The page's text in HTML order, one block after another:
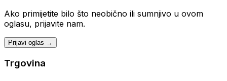
Ako primijetite bilo što neobično ili sumnjivo u ovom
oglasu, prijavite nam.
Prijavi oglas →
Trgovina